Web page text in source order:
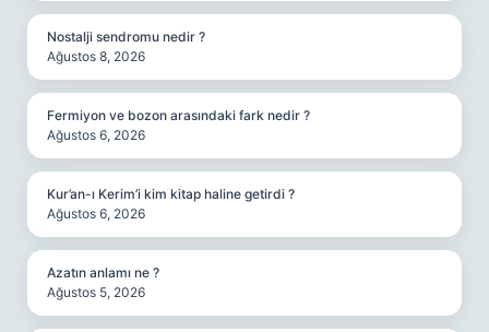
Nostalji sendromu nedir ?
Ağustos 8, 2026
Fermiyon ve bozon arasındaki fark nedir ?
Ağustos 6, 2026
Kur’an-ı Kerim’i kim kitap haline getirdi ?
Ağustos 6, 2026
Azatın anlamı ne ?
Ağustos 5, 2026